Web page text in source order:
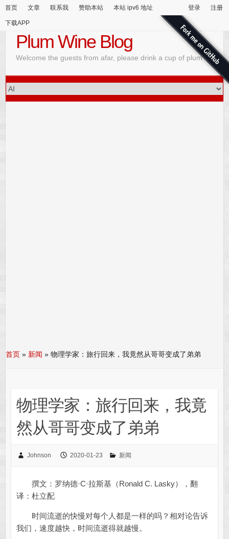
首页 文章 联系我 赞助本站 本站 ipv6 地址
下载APP
登录 注册
Plum Wine Blog
Welcome the guests from afar, please drink a cup of plum wine
首页 » 新闻 »物理学家：旅行回来，我竟然从哥哥变成了弟弟
物理学家：旅行回来，我竟
然从哥哥变成了弟弟
Johnson 2020-01-23 新闻
撰文：罗纳德·C·拉斯基（Ronald C. Lasky），翻
译：杜立配
时间流逝的快慢对每个人都是一样的吗？相对论告诉
我们，速度越快，时间流逝得就越慢。